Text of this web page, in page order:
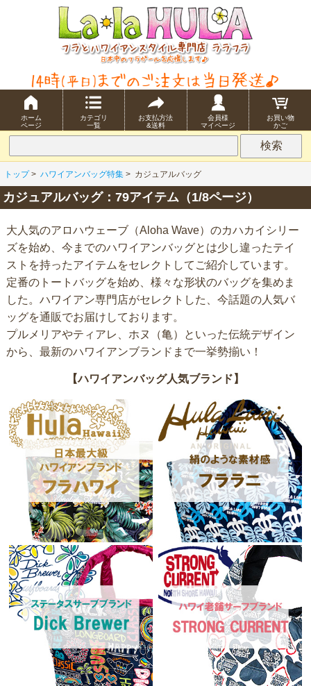
ホーム
ページ
カテゴリ
一覧
お支払方法
&送料
会員様
マイページ
お買い物
かご
トップ> ハワイアンバッグ特集 > カジュアルバッグ
カジュアルバッグ：79アイテム（1/8ページ）
大人気のアロハウェーブ（Aloha Wave）のカハカイシリー
ズを始め、今までのハワイアンバッグとは少し違ったテイ
ストを持ったアイテムをセレクトしてご紹介しています。
定番のトートバッグを始め、様々な形状のバッグを集めま
した。ハワイアン専門店がセレクトした、今話題の人気バ
ッグを通販でお届けしております。
プルメリアやティアレ、ホヌ（亀）といった伝統デザイン
から、最新のハワイアンブランドまで一挙勢揃い！
【ハワイアンバッグ人気ブランド】